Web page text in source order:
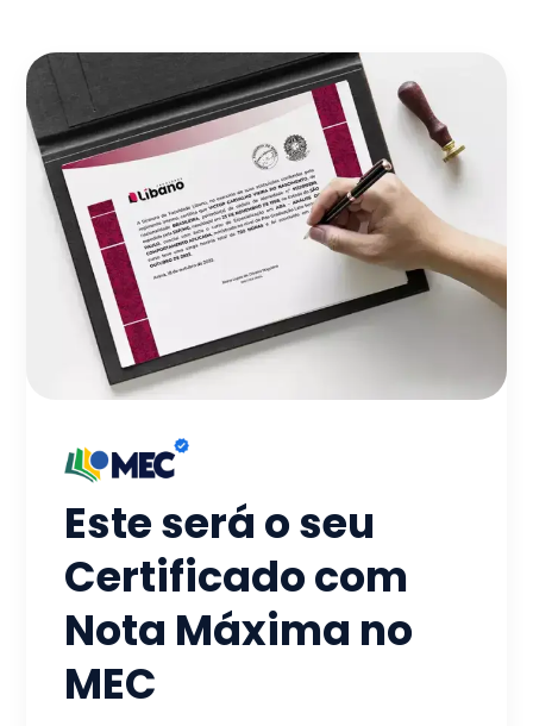
Este será o seu
Certificado com
Nota Máxima no
MEC